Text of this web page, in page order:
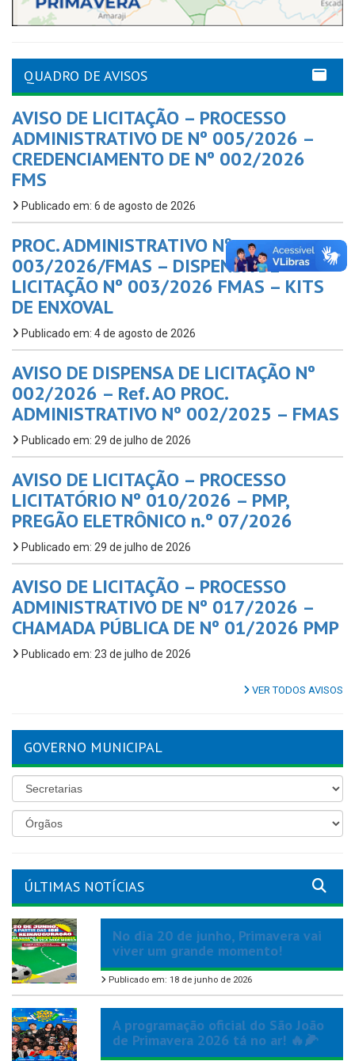
QUADRO DE AVISOS
AVISO DE LICITAÇÃO – PROCESSO
ADMINISTRATIVO DE Nº 005/2026 –
CREDENCIAMENTO DE Nº 002/2026
FMS
Publicado em: 6 de agosto de 2026
PROC. ADMINISTRATIVO Nº
003/2026/FMAS – DISPENSA DE
LICITAÇÃO Nº 003/2026 FMAS – KITS
DE ENXOVAL
Publicado em: 4 de agosto de 2026
AVISO DE DISPENSA DE LICITAÇÃO Nº
002/2026 – Ref. AO PROC.
ADMINISTRATIVO Nº 002/2025 – FMAS
Publicado em: 29 de julho de 2026
AVISO DE LICITAÇÃO – PROCESSO
LICITATÓRIO Nº 010/2026 – PMP,
PREGÃO ELETRÔNICO n.º 07/2026
Publicado em: 29 de julho de 2026
AVISO DE LICITAÇÃO – PROCESSO
ADMINISTRATIVO DE Nº 017/2026 –
CHAMADA PÚBLICA DE Nº 01/2026 PMP
Publicado em: 23 de julho de 2026
VER TODOS AVISOS
GOVERNO MUNICIPAL
ÚLTIMAS NOTÍCIAS
No dia 20 de junho, Primavera vai
viver um grande momento!
Publicado em: 18 de junho de 2026
A programação oficial do São João
de Primavera 2026 tá no ar! 🔥🌽